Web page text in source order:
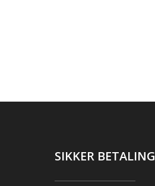
SIKKER BETALING